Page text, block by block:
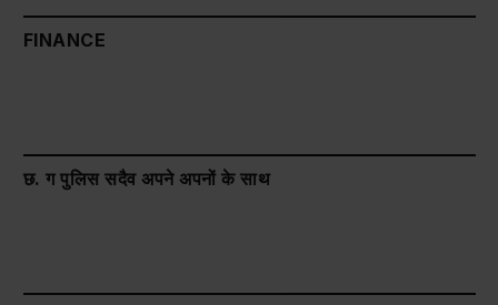
FINANCE
छ. ग पुलिस सदैव अपने अपनों के साथ